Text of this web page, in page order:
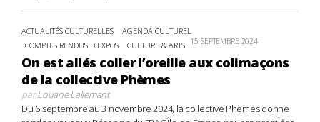
ACTUALITÉS CULTURELLES
AGENDA CULTUREL
COMPTES RENDUS D'EXPOS
CULTURE & ARTS 15 SEPTEMBRE 2024
On est allés coller l’oreille aux colimaçons
de la collective Phèmes
parLouane Lallemant
Du 6 septembre au 3 novembre 2024, la collective Phèmes donne